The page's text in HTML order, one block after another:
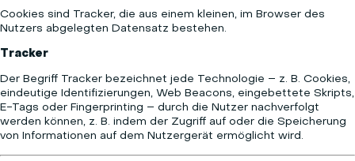
Cookies sind Tracker, die aus einem kleinen, im Browser des
Nutzers abgelegten Datensatz bestehen.
Tracker
Der Begriff Tracker bezeichnet jede Technologie – z. B. Cookies,
eindeutige Identifizierungen, Web Beacons, eingebettete Skripts,
E-Tags oder Fingerprinting – durch die Nutzer nachverfolgt
werden können, z. B. indem der Zugriff auf oder die Speicherung
von Informationen auf dem Nutzergerät ermöglicht wird.